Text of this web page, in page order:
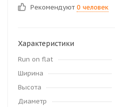
Рекомендуют 0 человек
Характеристики
Run on flat
Ширина
Высота
Диаметр